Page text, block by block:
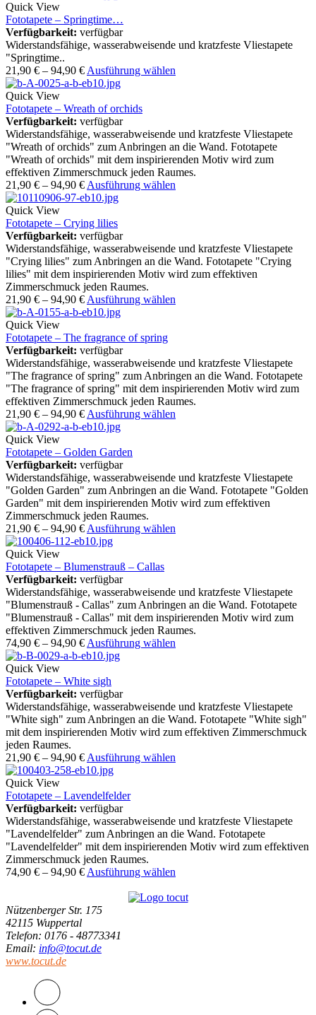
Quick View
Fototapete – Springtime…
Verfügbarkeit: verfügbar
Widerstandsfähige, wasserabweisende und kratzfeste Vliestapete
"Springtime..
21,90 € – 94,90 € Ausführung wählen
Quick View
Fototapete – Wreath of orchids
Verfügbarkeit: verfügbar
Widerstandsfähige, wasserabweisende und kratzfeste Vliestapete
"Wreath of orchids" zum Anbringen an die Wand. Fototapete
"Wreath of orchids" mit dem inspirierenden Motiv wird zum
effektiven Zimmerschmuck jeden Raumes.
21,90 € – 94,90 € Ausführung wählen
Quick View
Fototapete – Crying lilies
Verfügbarkeit: verfügbar
Widerstandsfähige, wasserabweisende und kratzfeste Vliestapete
"Crying lilies" zum Anbringen an die Wand. Fototapete "Crying
lilies" mit dem inspirierenden Motiv wird zum effektiven
Zimmerschmuck jeden Raumes.
21,90 € – 94,90 € Ausführung wählen
Quick View
Fototapete – The fragrance of spring
Verfügbarkeit: verfügbar
Widerstandsfähige, wasserabweisende und kratzfeste Vliestapete
"The fragrance of spring" zum Anbringen an die Wand. Fototapete
"The fragrance of spring" mit dem inspirierenden Motiv wird zum
effektiven Zimmerschmuck jeden Raumes.
21,90 € – 94,90 € Ausführung wählen
Quick View
Fototapete – Golden Garden
Verfügbarkeit: verfügbar
Widerstandsfähige, wasserabweisende und kratzfeste Vliestapete
"Golden Garden" zum Anbringen an die Wand. Fototapete "Golden
Garden" mit dem inspirierenden Motiv wird zum effektiven
Zimmerschmuck jeden Raumes.
21,90 € – 94,90 € Ausführung wählen
Quick View
Fototapete – Blumenstrauß – Callas
Verfügbarkeit: verfügbar
Widerstandsfähige, wasserabweisende und kratzfeste Vliestapete
"Blumenstrauß - Callas" zum Anbringen an die Wand. Fototapete
"Blumenstrauß - Callas" mit dem inspirierenden Motiv wird zum
effektiven Zimmerschmuck jeden Raumes.
74,90 € – 94,90 € Ausführung wählen
Quick View
Fototapete – White sigh
Verfügbarkeit: verfügbar
Widerstandsfähige, wasserabweisende und kratzfeste Vliestapete
"White sigh" zum Anbringen an die Wand. Fototapete "White sigh"
mit dem inspirierenden Motiv wird zum effektiven Zimmerschmuck
jeden Raumes.
21,90 € – 94,90 € Ausführung wählen
Quick View
Fototapete – Lavendelfelder
Verfügbarkeit: verfügbar
Widerstandsfähige, wasserabweisende und kratzfeste Vliestapete
"Lavendelfelder" zum Anbringen an die Wand. Fototapete
"Lavendelfelder" mit dem inspirierenden Motiv wird zum effektiven
Zimmerschmuck jeden Raumes.
74,90 € – 94,90 € Ausführung wählen
Nützenberger Str. 175
42115 Wuppertal
Telefon: 0176 - 48773341
Email: info@tocut.de
www.tocut.de